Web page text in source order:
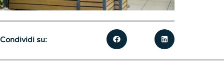
Condividi su: